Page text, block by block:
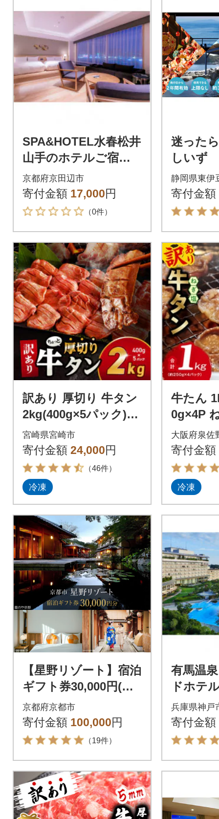
SPA&HOTEL水春松井
山手のホテルご宿泊
補助券(5,000円分)
京都府京田辺市
寄付金額 17,000円
（0件）
迷った
しい
補助券
1/静岡
静岡県東伊
寄付金額
訳あり 厚切り 牛タン
2kg(400g×5パック)(
スリット加工で食べ
やすい)
宮崎県宮崎市
寄付金額 24,000円
（46件）
冷凍
牛たん
0g×4P
焼肉用
大阪府泉佐
寄付金額
冷凍
【星野リゾート】宿泊
ギフト券30,000円(ホ
テル宿泊に利用可)|京
都 宿泊券 嵐山 星のや
人気
京都府京都市
寄付金額 100,000円
（19件）
有馬温
ドホテ
瑞苑」
クーポ
兵庫県神戸
寄付金額